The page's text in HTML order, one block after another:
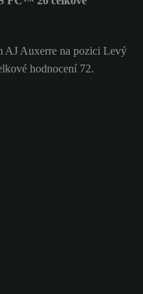
AJ Auxerre na pozici Levý
hodnocení 72.